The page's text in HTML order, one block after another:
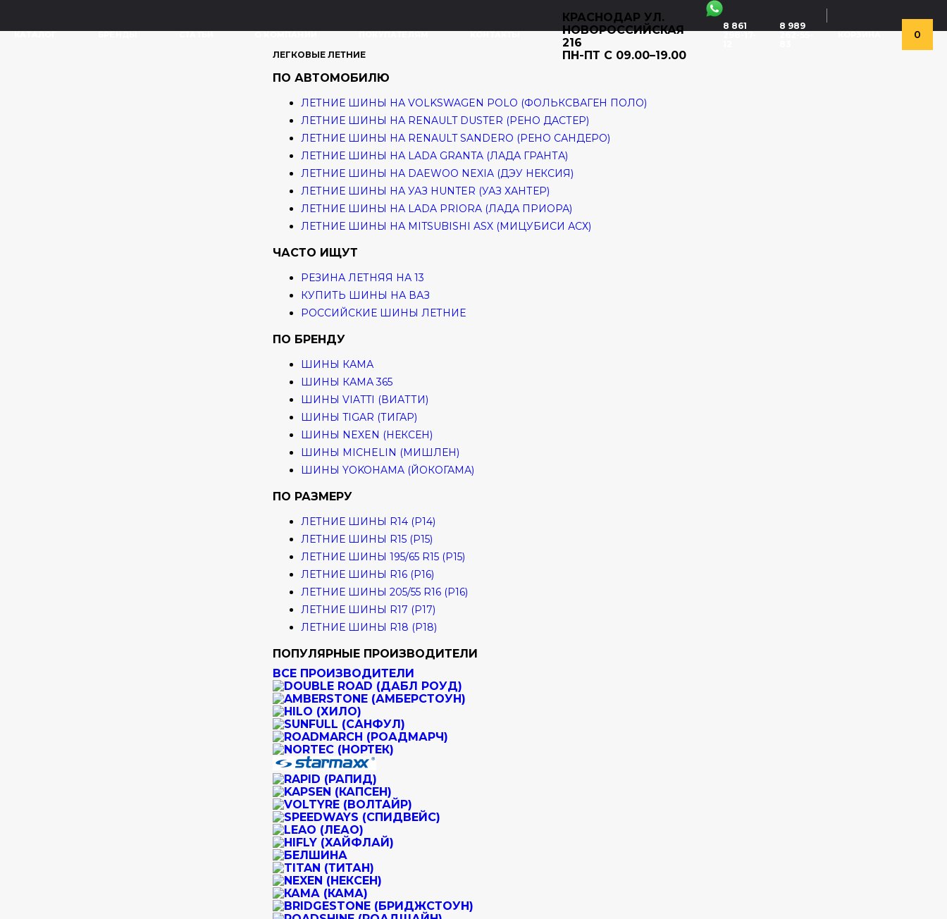
КРАСНОДАР УЛ.
НОВОРОССИЙСКАЯ
216
ПН-ПТ С 09.00–19.00
8 861
298-17-
8 989
262-55-
0
ЛЕГКОВЫЕ ЛЕТНИЕ
ПО АВТОМОБИЛЮ
ЛЕТНИЕ ШИНЫ НА VOLKSWAGEN POLO (ФОЛЬКСВАГЕН ПОЛО)
ЛЕТНИЕ ШИНЫ НА RENAULT DUSTER (РЕНО ДАСТЕР)
ЛЕТНИЕ ШИНЫ НА RENAULT SANDERO (РЕНО САНДЕРО)
ЛЕТНИЕ ШИНЫ НА LADA GRANTA (ЛАДА ГРАНТА)
ЛЕТНИЕ ШИНЫ НА DAEWOO NEXIA (ДЭУ НЕКСИЯ)
ЛЕТНИЕ ШИНЫ НА УАЗ HUNTER (УАЗ ХАНТЕР)
ЛЕТНИЕ ШИНЫ НА LADA PRIORA (ЛАДА ПРИОРА)
ЛЕТНИЕ ШИНЫ НА MITSUBISHI ASX (МИЦУБИСИ АСХ)
ЧАСТО ИЩУТ
РЕЗИНА ЛЕТНЯЯ НА 13
КУПИТЬ ШИНЫ НА ВАЗ
РОССИЙСКИЕ ШИНЫ ЛЕТНИЕ
ПО БРЕНДУ
ШИНЫ КАМА
ШИНЫ КАМА 365
ШИНЫ VIATTI (ВИАТТИ)
ШИНЫ TIGAR (ТИГАР)
ШИНЫ NEXEN (НЕКСЕН)
ШИНЫ MICHELIN (МИШЛЕН)
ШИНЫ YOKOHAMA (ЙОКОГАМА)
ПО РАЗМЕРУ
ЛЕТНИЕ ШИНЫ R14 (Р14)
ЛЕТНИЕ ШИНЫ R15 (Р15)
ЛЕТНИЕ ШИНЫ 195/65 R15 (Р15)
ЛЕТНИЕ ШИНЫ R16 (Р16)
ЛЕТНИЕ ШИНЫ 205/55 R16 (Р16)
ЛЕТНИЕ ШИНЫ R17 (Р17)
ЛЕТНИЕ ШИНЫ R18 (Р18)
ПОПУЛЯРНЫЕ ПРОИЗВОДИТЕЛИ
ВСЕ ПРОИЗВОДИТЕЛИ